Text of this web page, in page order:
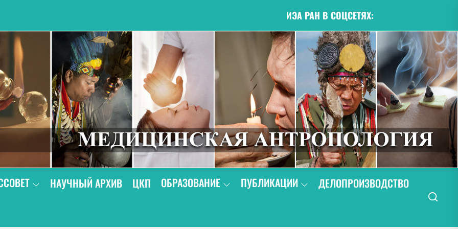
ИЭА РАН В СОЦСЕТЯХ:
НАУЧНЫЙ АРХИВ ЦКП ОБРАЗОВАНИЕ ПУБЛИКАЦИИ
ДЕЛОПРОИЗВОДСТВО